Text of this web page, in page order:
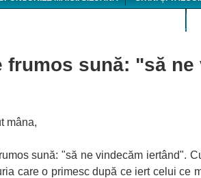
frumos sună: "să
mâna,
sună: "să ne vindecăm iertând".
care o primesc după ce iert celui ce